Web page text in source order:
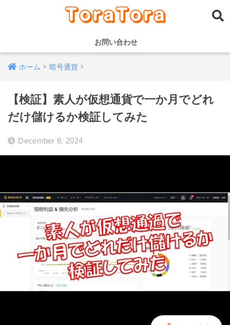
お問い合わせ
ホーム 暗号通貨
【検証】素人が仮想通貨で一か月でどれ
だけ儲けるか検証してみた
December 8, 2024